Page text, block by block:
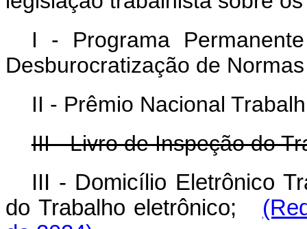
I - Programa
Desburocratização de
II - Prêmio Nacional
III - Livro de Inspeção do
III - Domicílio Eletrônico
do Trabalho eletrônico;